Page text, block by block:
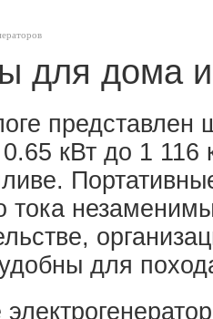
для дома
представлен
кВт до 1 116
тока
для